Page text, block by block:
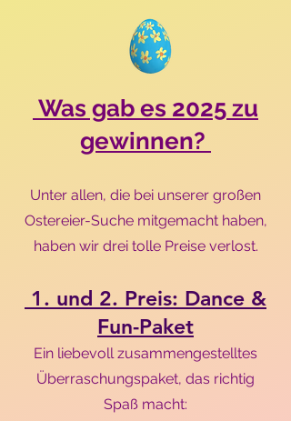
Was gab es 2025 zu
gewinnen?
Unter allen, die bei unserer großen
Ostereier-Suche mitgemacht haben,
haben wir drei tolle Preise verlost.
1. und 2. Preis: Dance &
Fun-Paket
Ein liebevoll zusammengestelltes
Überraschungspaket, das richtig
Spaß macht:​